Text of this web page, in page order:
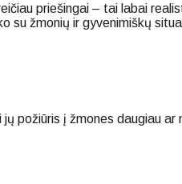
priešingai – tai labai
žmonių ir gyvenimiškų
požiūris į žmones daugiau ar